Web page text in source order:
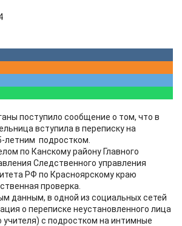
поступило сообщение о том, что в
вступила в переписку на
летним подростком.
по Канскому району Главного
Следственного управления
РФ по Красноярскому краю
проверка.
данным, в одной из социальных сетей
о переписке неустановленного лица
с подростком на интимные